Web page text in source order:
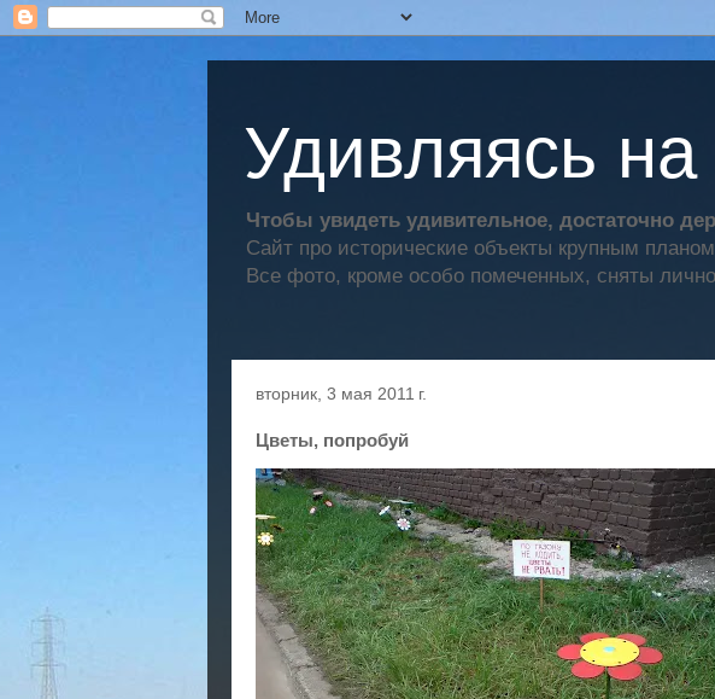
Удивляясь на
Чтобы увидеть удивительное, достаточно
Сайт про исторические объекты крупным
Все фото, кроме особо помеченных, сняты
вторник, 3 мая 2011 г.
Цветы, попробуй